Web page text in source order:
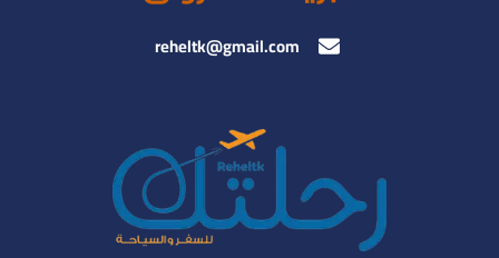
reheltk@gmail.com